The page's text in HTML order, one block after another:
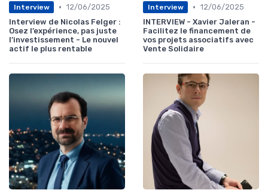
Interview • 12/06/2025
Interview de Nicolas Felger :
Osez l’expérience, pas juste
l’investissement - Le nouvel
actif le plus rentable
Interview • 12/06/2025
INTERVIEW - Xavier Jaleran -
Facilitez le financement de
vos projets associatifs avec
Vente Solidaire